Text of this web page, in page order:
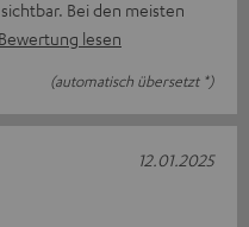
Bei den meisten
lesen
(automatisch übersetzt *)
12.01.2025